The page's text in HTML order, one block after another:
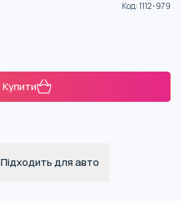
Код:1112-979
Купити
Підходить для авто